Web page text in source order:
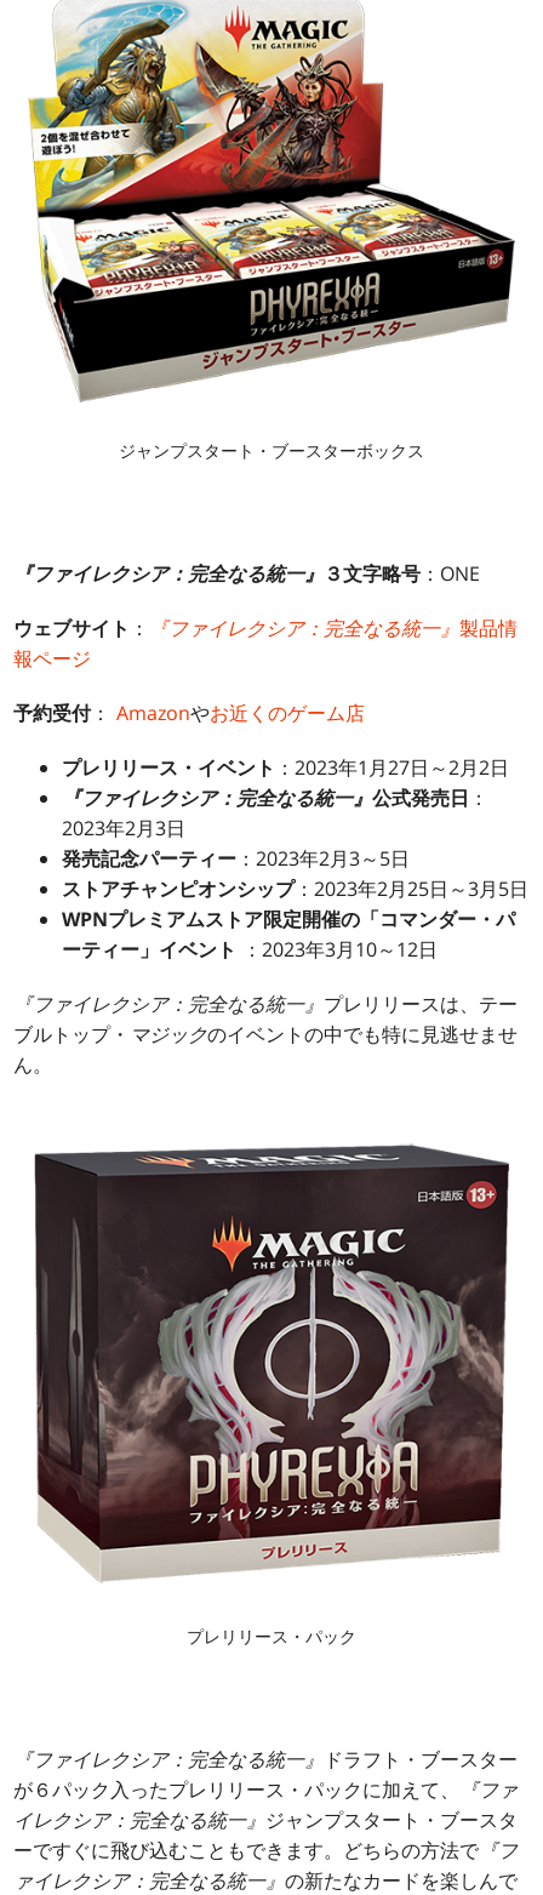
ジャンプスタート・ブースターボックス
『ファイレクシア：完全なる統一』 ３文字略号 ：ONE
ウェブサイト ： 『ファイレクシア：完全なる統一』製品情
報ページ
予約受付：Amazonやお近くのゲーム店
プレリリース・イベント ：2023年1月27日～2月2日
『ファイレクシア：完全なる統一』公式発売日 ：
2023年2月3日
発売記念パーティー ：2023年2月3～5日
ストアチャンピオンシップ：2023年2月25日～3月5日
WPNプレミアムストア限定開催の「コマンダー・パ
ーティー」イベント
：2023年3月10～12日
『ファイレクシア：完全なる統一』 プレリリースは、テー
ブルトップ・ マジックのイベントの中でも特に見逃せませ
ん。
プレリリース・パック
『ファイレクシア：完全なる統一』 ドラフト・ブースター
が６パック入ったプレリリース・パックに加えて、
『ファ
イレクシア：完全なる統一』 ジャンプスタート・ブースタ
ーですぐに飛び込むこともできます。どちらの方法で 『フ
ァイレクシア：完全なる統一』の新たなカードを楽しんで